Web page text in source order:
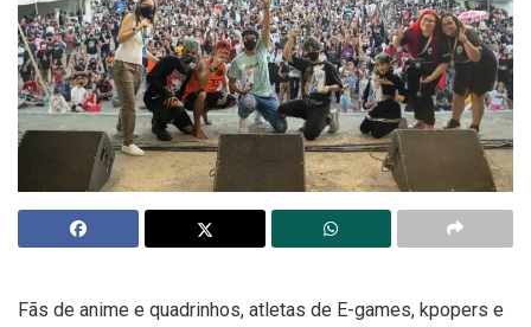
Fãs de anime e quadrinhos, atletas de E-games, kpopers e